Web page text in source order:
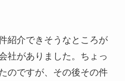
紹介できそうなところが
社がありました。ちょっ
のですが、その後その件